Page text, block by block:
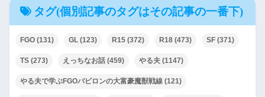
タグ(個別記事のタグはその記事の一番下)
FGO (131) GL (123) R15 (372) R18 (473) SF (371)
TS (273) えっちなお話 (459) やる夫 (1147)
やる夫で学ぶFGOバビロンの大富豪魔獣戦線 (121)